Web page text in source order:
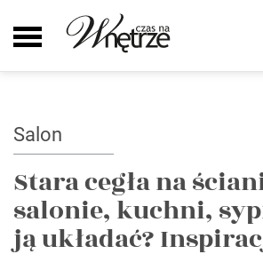
Salon
Stara cegła na
salonie, kuchni,
ją układać?